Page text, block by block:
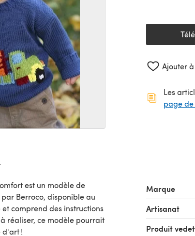
Ajouter
Les
page
est un modèle de
comprend des instructions
réaliser, ce modèle pourrait
!
Marque
Artisanat
Produit